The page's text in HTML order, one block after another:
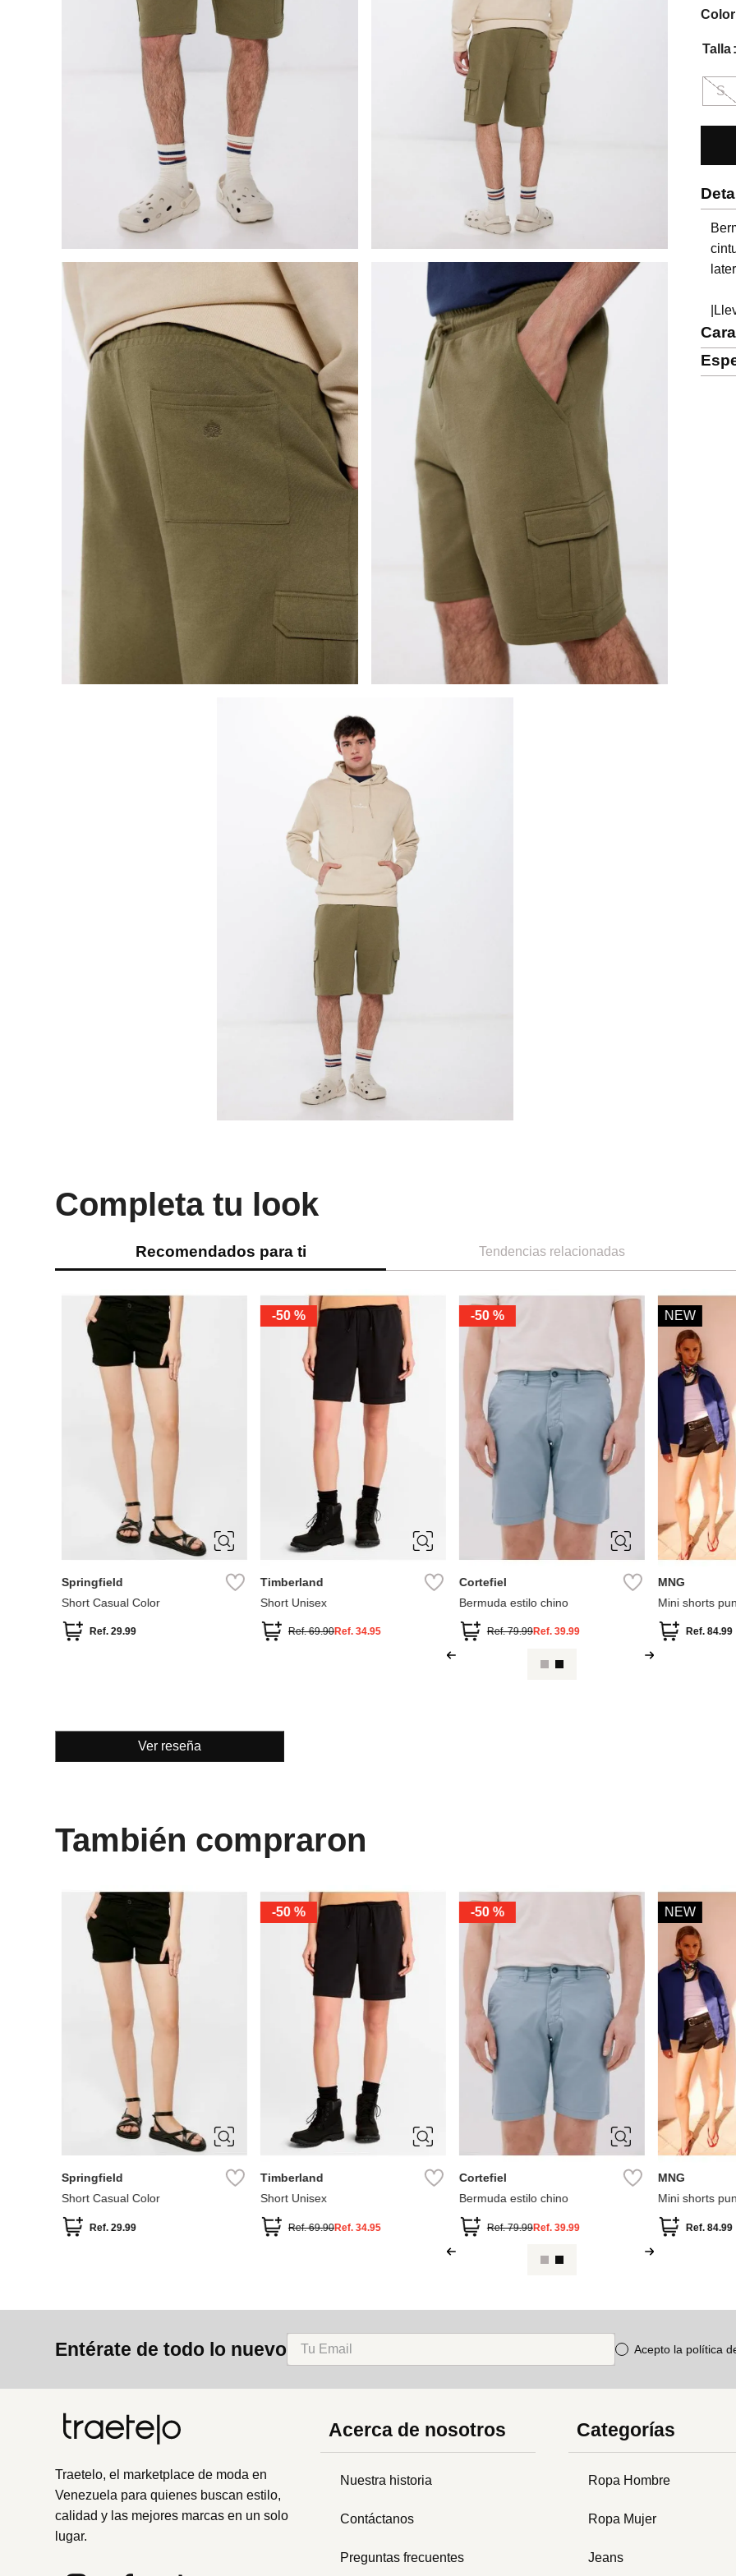
Color
Talla
S
Completa tu look
Recomendados para ti Tendencias relacionadas
38 40
42
Springfield
Short Casual Color
Ref. 29.99
-50 %
L
S
XL
XXL
Timberland
Short Unisex
Ref.69.90Ref. 34.95
-50 %
44
Cortefiel
Bermuda estilo chino
Ref.79.99Ref. 39.99
NEW
M
MNG
Mini shorts
Ref. 84.99
Ver reseña
También compraron
38 40
42
Springfield
Short Casual Color
Ref. 29.99
-50 %
L
S
XL
XXL
XXXL
Timberland
Short Unisex
Ref.69.90Ref. 34.95
-50 %
44
46
Cortefiel
Bermuda estilo chino
Ref.79.99Ref. 39.99
NEW
M
MNG
Mini shorts
Ref. 84.99
Entérate de todo lo nuevo Acepto la política
Traetelo, el marketplace de moda en
Venezuela para quienes buscan estilo,
calidad y las mejores marcas en un solo
lugar.
Acerca de nosotros
Nuestra historia
Contáctanos
Preguntas frecuentes
Categorías
Ropa Hombre
Ropa Mujer
Jeans
bimba lola